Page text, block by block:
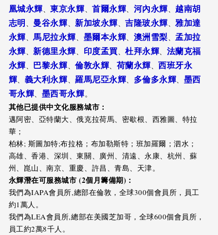
凰城永輝 、東京永輝 、首爾永輝 河內永輝
越南胡
志明
曼谷永輝 新加坡永輝 、吉隆玻永輝 、雅加達
永輝 、馬尼拉永輝 墨爾本永輝 澳洲雪梨
孟加拉
永輝
新德里永輝 印度孟買 、杜拜永輝
法蘭克福
永輝
巴黎永輝 、倫敦永輝 荷蘭永輝 、西班牙永
輝
義大利永輝 、羅馬尼亞永輝 多倫多永輝
墨西
哥永輝
墨西哥永輝。
其他已提供中文化服務城市：
邁阿密、亞特蘭大、俄克拉荷馬、密歇根、西雅圖、特拉
華；
柏林; 斯圖加特;布拉格；布加勒斯特；班加羅爾；泗水；
高雄、香港、深圳、東關、廣州、清遠、永康、杭州、蘇
州、崑山、南京、重慶、許昌、青島、天津。
永輝潛在可服務城市 (2個月籌備期)：
我們為IAPA會員所,總部在倫敦，全球300個會員所，員工
約1萬人。
我們為LEA會員所,總部在美國芝加哥，全球600個會員所，
員工約2萬8千人。